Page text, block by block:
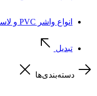
انواع واشر PVC و لاستیکی
تبدیل
دسته‌بندی‌ها